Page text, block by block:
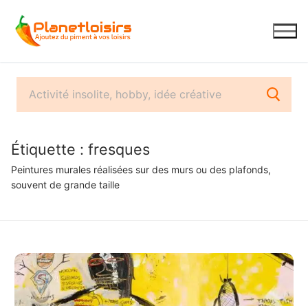
contenu
Étiquette : fresques
Peintures murales réalisées sur des murs ou des plafonds,
souvent de grande taille